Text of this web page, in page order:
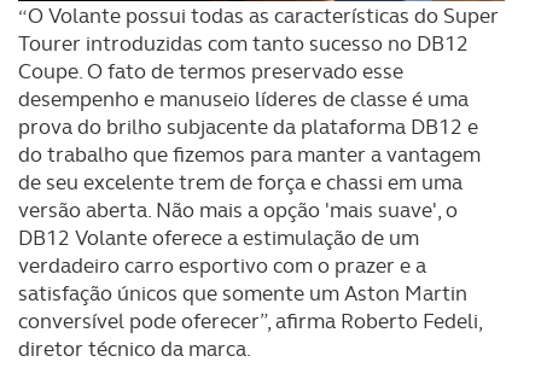
“O Volante possui todas as características do Super
Tourer introduzidas com tanto sucesso no DB12
Coupe. O fato de termos preservado esse
desempenho e manuseio líderes de classe é uma
prova do brilho subjacente da plataforma DB12 e
do trabalho que fizemos para manter a vantagem
de seu excelente trem de força e chassi em uma
versão aberta. Não mais a opção 'mais suave', o
DB12 Volante oferece a estimulação de um
verdadeiro carro esportivo com o prazer e a
satisfação únicos que somente um Aston Martin
conversível pode oferecer”, afirma Roberto Fedeli,
diretor técnico da marca.